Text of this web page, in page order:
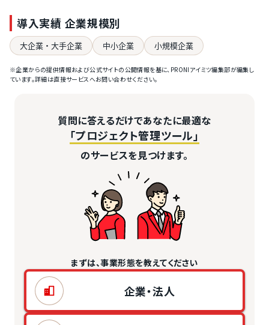
導入実績 企業規模別
大企業・大手企業 中小企業 小規模企業
※企業からの提供情報および公式サイトの公開情報を基に、PRONIアイミツ編集部が編集し
ています。詳細は直接サービスへお問い合わせください。
質問に答えるだけであなたに最適な
「プロジェクト管理ツール」
のサービスを見つけます。
まずは、事業形態を教えてください
企業・法人